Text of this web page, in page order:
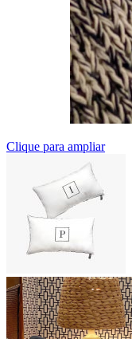
Clique para ampliar